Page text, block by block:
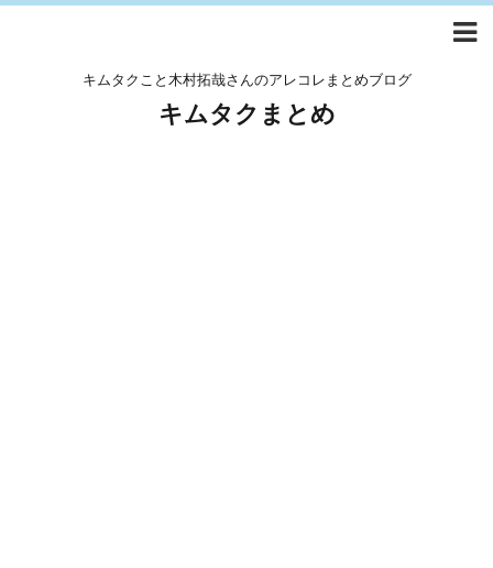
キムタクこと木村拓哉さんのアレコレまとめブログ
キムタクまとめ